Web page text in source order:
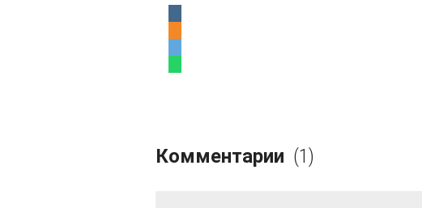
Комментарии (1)